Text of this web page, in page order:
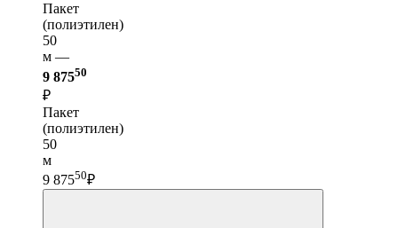
Пакет
(полиэтилен)
50
м —
9 87550
₽
Пакет
(полиэтилен)
50
м
9 87550₽